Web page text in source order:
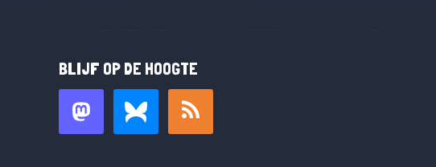
BLIJF OP DE HOOGTE